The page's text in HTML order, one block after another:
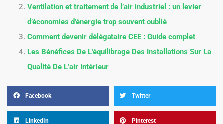
Ventilation et traitement de l’air industriel : un levier
d’économies d’énergie trop souvent oublié
Comment devenir délégataire CEE : Guide complet
Les Bénéfices De L’équilibrage Des Installations Sur La
Qualité De L’air Intérieur
Facebook Twitter
LinkedIn Pinterest